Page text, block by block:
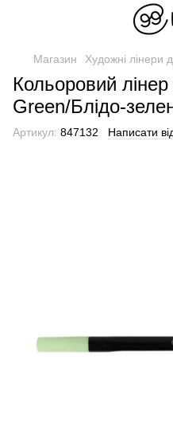
Магазин Художні лінери
Кольоровий
Green/Блідо-
Артикул: 847132 Написати